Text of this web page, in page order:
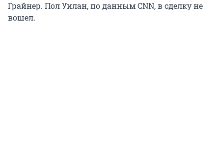
Грайнер. Пол Уилан, по данным CNN, в сделку не
вошел.